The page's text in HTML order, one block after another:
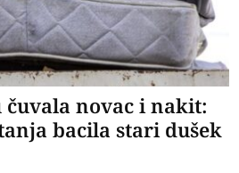
novac i nakit:
bacila stari dušek